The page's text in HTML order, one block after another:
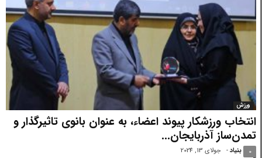
ورزش
انتخاب ورزشکار پیوند اعضاء، به عنوان بانوی تاثیرگذار و
تمدن‌ساز آذربایجان...
بنیاد - جولای 13, 2024 0